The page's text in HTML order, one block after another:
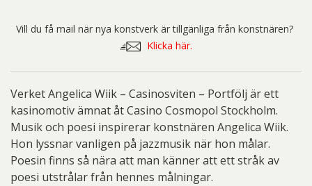
Vill du få mail när nya konstverk är tillgänliga från konstnären?
Klicka här.
Verket Angelica Wiik – Casinosviten – Portfölj är ett
kasinomotiv ämnat åt Casino Cosmopol Stockholm.
Musik och poesi inspirerar konstnären Angelica Wiik.
Hon lyssnar vanligen på jazzmusik när hon målar.
Poesin finns så nära att man känner att ett stråk av
poesi utstrålar från hennes målningar.